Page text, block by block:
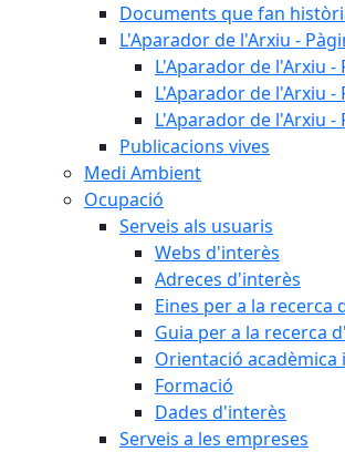
Documents que fan
L'Aparador de l'Arxiu -
L'Aparador de l'Arxiu -
L'Aparador de l'Arxiu -
L'Aparador de l'Arxiu -
Publicacions vives
Medi Ambient
Ocupació
Serveis als usuaris
Webs d'interès
Adreces d'interès
Eines per a la recerca
Guia per a la recerca
Orientació acadèmica
Formació
Dades d'interès
Serveis a les empreses